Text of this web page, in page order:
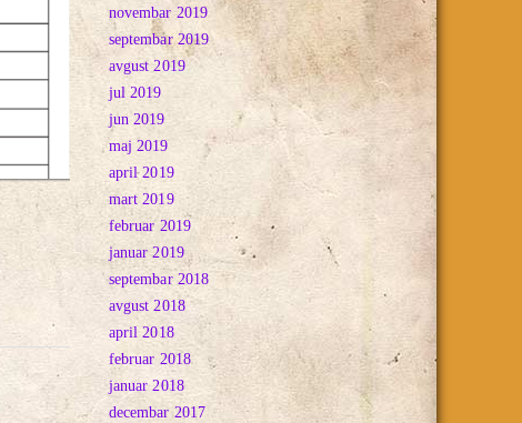
novembar 2019
septembar 2019
avgust 2019
jul 2019
jun 2019
maj 2019
april 2019
mart 2019
februar 2019
januar 2019
septembar 2018
avgust 2018
april 2018
februar 2018
januar 2018
decembar 2017